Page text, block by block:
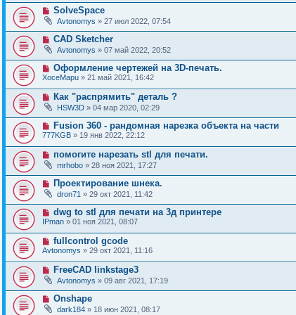
SolveSpace
Avtonomys » 27 июл 2022, 07:54
CAD Sketcher
Avtonomys » 07 май 2022, 20:52
Оформление чертежей на 3D-печать.
XoceMapu » 21 май 2021, 16:42
Как "распрямить" деталь ?
HSW3D » 04 мар 2020, 02:29
Fusion 360 - рандомная нарезка объекта на части
777KGB » 19 янв 2022, 22:12
помогите нарезать stl для печати.
mrhobo » 28 ноя 2021, 17:27
Проектирование шнека.
dron71 » 29 окт 2021, 11:42
dwg to stl для печати на 3д принтере
IPman » 01 ноя 2021, 08:07
fullcontrol gcode
Avtonomys » 29 окт 2021, 11:16
FreeCAD linkstage3
Avtonomys » 09 авг 2021, 17:19
Onshape
dark184 » 18 июн 2021, 08:17